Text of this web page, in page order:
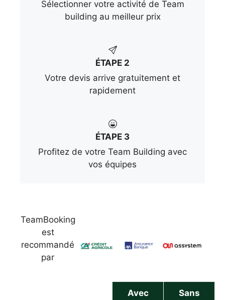
Sélectionner votre activité de Team
building au meilleur prix
ÉTAPE 2
Votre devis arrive gratuitement et
rapidement
ÉTAPE 3
Profitez de votre Team Building avec
vos équipes
TeamBooking
est
recommandé
par
Avec
Sans